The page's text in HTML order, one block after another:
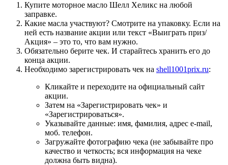
Купите моторное масло Шелл Хеликс на любой
заправке.
Какие масла участвуют? Смотрите на упаковку. Если на
ней есть название акции или текст «Выиграть приз/
Акция» – это то, что вам нужно.
Обязательно берите чек. И старайтесь хранить его до
конца акции.
Необходимо зарегистрировать чек на shell1001prix.ru:
Кликайте и переходите на официальный сайт
акции.
Затем на «Зарегистрировать чек» и
«Зарегистрироваться».
Указывайте данные: имя, фамилия, адрес e-mail,
моб. телефон.
Загружайте фотографию чека (не забывайте про
качество и четкость; вся информация на чеке
должна быть видна).